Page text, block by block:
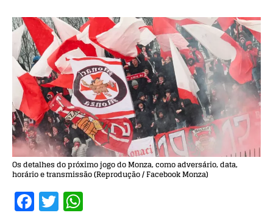
Os detalhes do próximo jogo do Monza, como adversário, data,
horário e transmissão (Reprodução / Facebook Monza)
F T